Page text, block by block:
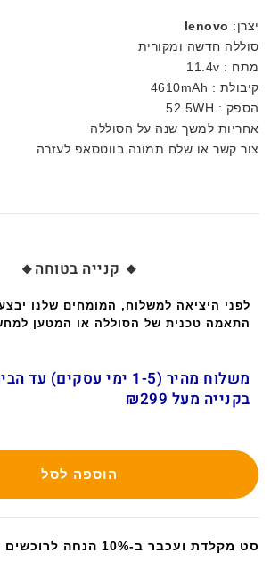
יצרן: lenovo
סוללה חדשה ומקורית
מתח : 11.4v
קיבולת : 4610mAh
הספק : 52.5WH
אחריות למשך שנה על הסוללה
צור קשר או שלח תמונה בווטסאפ לעזרה
🔸 קנייה בטוחה🔸
לפני היציאה למשלוח, המומחים שלנו
התאמה טכנית של הסוללה או המטען
משלוח מהיר (1-5 ימי עסקים)
בקנייה מעל ₪299
הוספה לסל
סט מקלדת ועכבר ב-10% הנחה לרוכשים מוצר זה